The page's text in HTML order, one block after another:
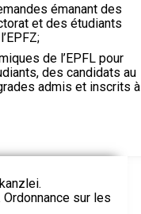
émanant des
et des étudiants
de l’EPFL pour
des candidats au
admis et inscrits à
sur les